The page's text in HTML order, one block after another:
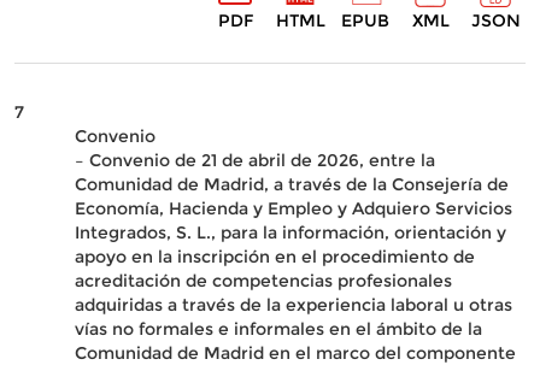
PDF HTML EPUB XML JSON
7
Convenio
– Convenio de 21 de abril de 2026, entre la
Comunidad de Madrid, a través de la Consejería de
Economía, Hacienda y Empleo y Adquiero Servicios
Integrados, S. L., para la información, orientación y
apoyo en la inscripción en el procedimiento de
acreditación de competencias profesionales
adquiridas a través de la experiencia laboral u otras
vías no formales e informales en el ámbito de la
Comunidad de Madrid en el marco del componente